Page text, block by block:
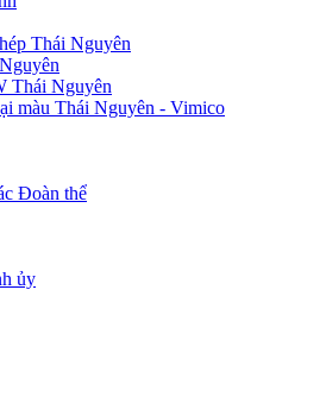
Thái Nguyên
Thái Nguyên
màu Thái Nguyên - Vimico
Đoàn thể
ủy